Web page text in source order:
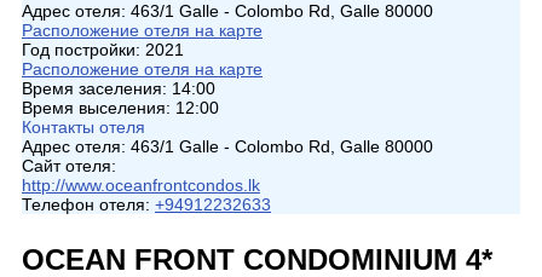
Адрес отеля: 463/1 Galle - Colombo Rd, Galle 80000
Расположение отеля на карте
Год постройки: 2021
Расположение отеля на карте
Время заселения: 14:00
Время выселения: 12:00
Контакты отеля
Адрес отеля: 463/1 Galle - Colombo Rd, Galle 80000
Сайт отеля:
http://www.oceanfrontcondos.lk
Телефон отеля: +94912232633
OCEAN FRONT CONDOMINIUM 4*